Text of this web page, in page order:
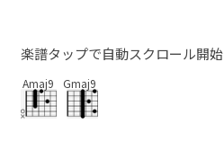
楽譜タップで自動スクロール開始
Amaj9 Gmaj9